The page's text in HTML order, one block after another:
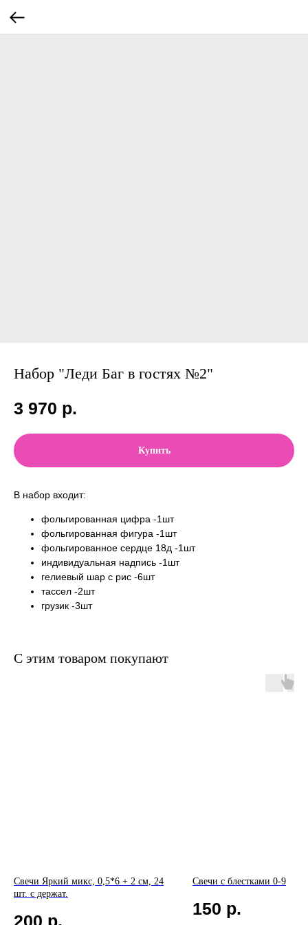
Набор "Леди Баг в гостях №2"
3 970 р.
Купить
В набор входит:
фольгированная цифра -1шт
фольгированная фигура -1шт
фольгированное сердце 18д -1шт
индивидуальная надпись -1шт
гелиевый шар с рис -6шт
тассел -2шт
грузик -3шт
С этим товаром покупают
Свечи Яркий микс, 0,5*6 + 2 см, 24
шт. с держат.
200 р.
Свечи с блестками 0-9
150 р.